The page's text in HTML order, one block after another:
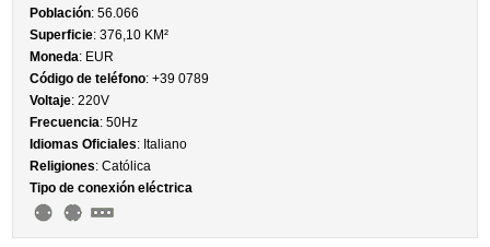
Población: 56.066
Superficie: 376,10 KM²
Moneda: EUR
Código de teléfono: +39 0789
Voltaje: 220V
Frecuencia: 50Hz
Idiomas Oficiales: Italiano
Religiones: Católica
Tipo de conexión eléctrica